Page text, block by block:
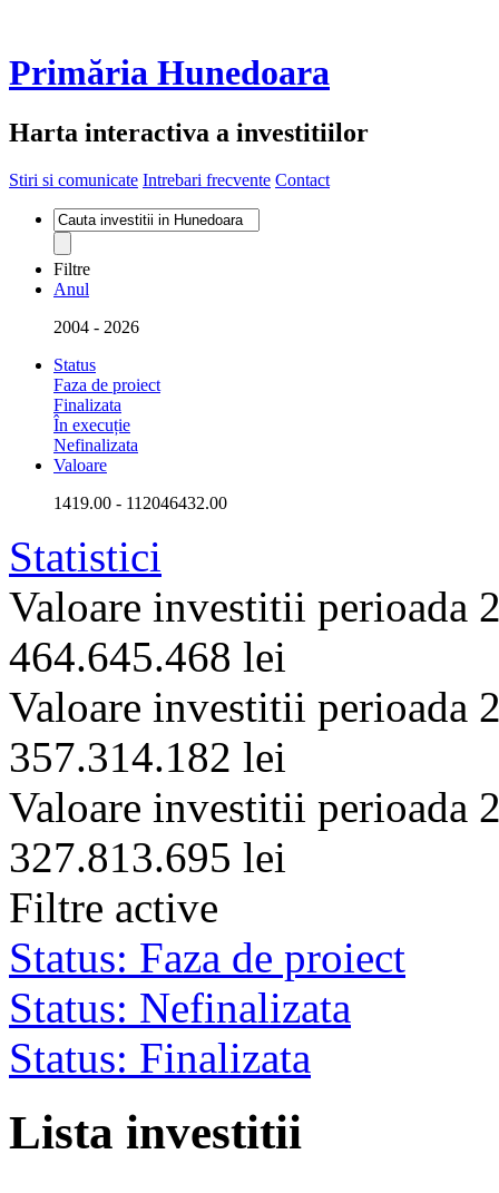
Primăria Hunedoara
Harta interactiva a investitiilor
Stiri si comunicate Intrebari frecvente Contact
Filtre
Anul
2004 - 2026
Status
Faza de proiect
Finalizata
În execuție
Nefinalizata
Valoare
1419.00 - 112046432.00
Statistici
Valoare investitii perioada
464.645.468 lei
Valoare investitii perioada
357.314.182 lei
Valoare investitii perioada
327.813.695 lei
Filtre active
Status: Faza de proiect
Status: Nefinalizata
Status: Finalizata
Lista investitii